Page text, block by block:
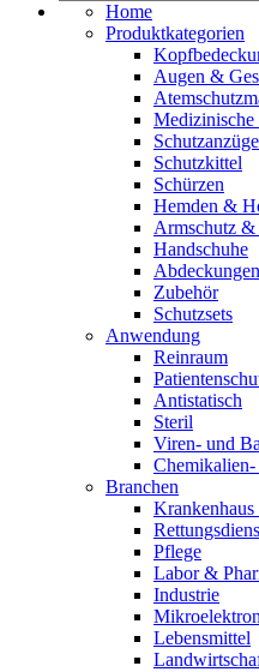
Home
Produktkategorien
Augen &
Medizinische
Schutzanzüge
Schutzkittel
Schürzen
Hemden &
Armschutz &
Handschuhe
Abdeckungen
Zubehör
Schutzsets
Anwendung
Reinraum
Antistatisch
Steril
Viren- und
Branchen
Pflege
Labor &
Industrie
Lebensmittel